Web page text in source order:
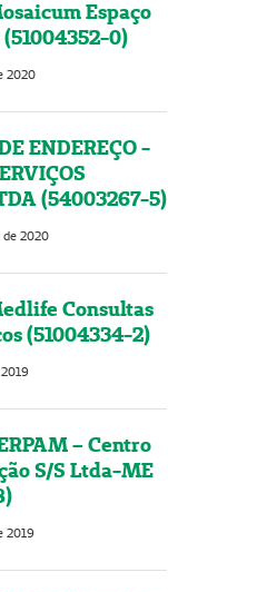
Espaço
0)
2020
ENDEREÇO -
(54003267-5)
de 2020
Consultas
(51004334-2)
– Centro
S/S Ltda-ME
2019